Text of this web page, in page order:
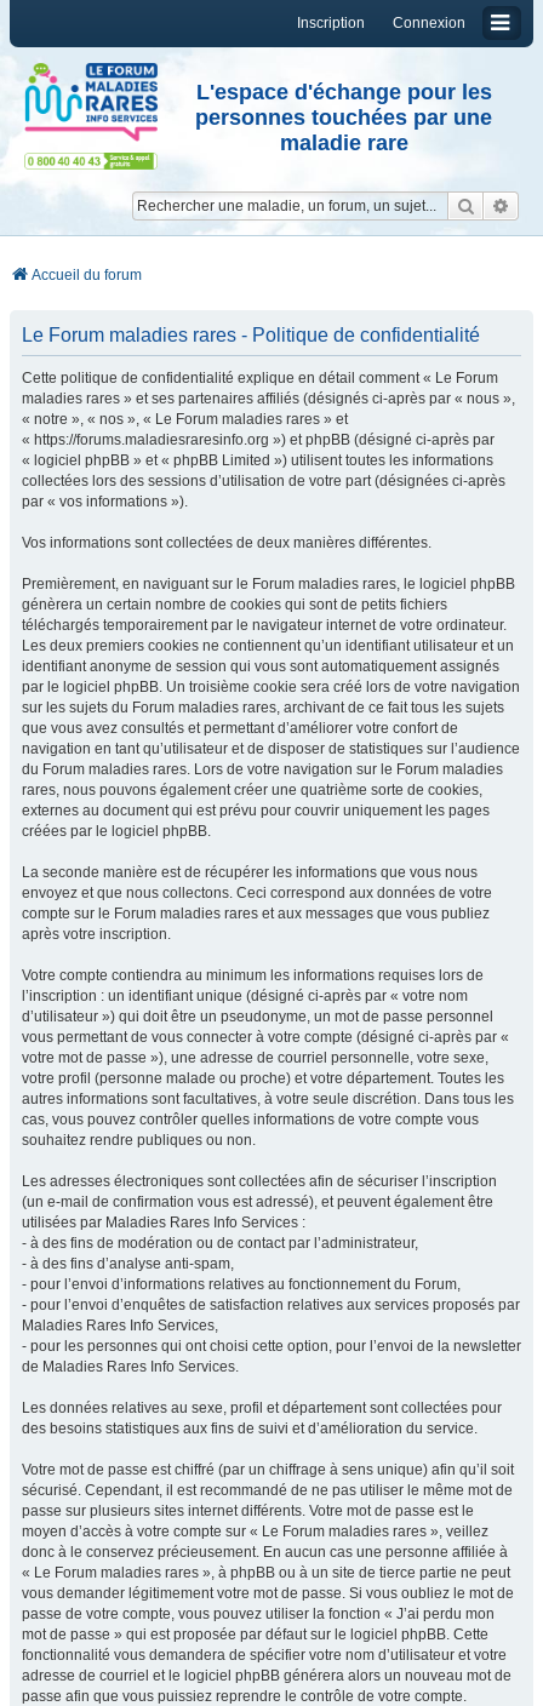
Connexion
Inscription
L'espace d'échange pour les
personnes touchées par une
maladie rare
Accueil du forum
Le Forum maladies rares - Politique de confidentialité
Cette politique de confidentialité explique en détail comment « Le Forum
maladies rares » et ses partenaires affiliés (désignés ci-après par « nous »,
« notre », « nos », « Le Forum maladies rares » et
« https://forums.maladiesraresinfo.org ») et phpBB (désigné ci-après par
« logiciel phpBB » et « phpBB Limited ») utilisent toutes les informations
collectées lors des sessions d’utilisation de votre part (désignées ci-après
par « vos informations »).
Vos informations sont collectées de deux manières différentes.
Premièrement, en naviguant sur le Forum maladies rares, le logiciel phpBB
génèrera un certain nombre de cookies qui sont de petits fichiers
téléchargés temporairement par le navigateur internet de votre ordinateur.
Les deux premiers cookies ne contiennent qu’un identifiant utilisateur et un
identifiant anonyme de session qui vous sont automatiquement assignés
par le logiciel phpBB. Un troisième cookie sera créé lors de votre navigation
sur les sujets du Forum maladies rares, archivant de ce fait tous les sujets
que vous avez consultés et permettant d’améliorer votre confort de
navigation en tant qu’utilisateur et de disposer de statistiques sur l’audience
du Forum maladies rares. Lors de votre navigation sur le Forum maladies
rares, nous pouvons également créer une quatrième sorte de cookies,
externes au document qui est prévu pour couvrir uniquement les pages
créées par le logiciel phpBB.
La seconde manière est de récupérer les informations que vous nous
envoyez et que nous collectons. Ceci correspond aux données de votre
compte sur le Forum maladies rares et aux messages que vous publiez
après votre inscription.
Votre compte contiendra au minimum les informations requises lors de
l’inscription : un identifiant unique (désigné ci-après par « votre nom
d’utilisateur ») qui doit être un pseudonyme, un mot de passe personnel
vous permettant de vous connecter à votre compte (désigné ci-après par «
votre mot de passe »), une adresse de courriel personnelle, votre sexe,
votre profil (personne malade ou proche) et votre département. Toutes les
autres informations sont facultatives, à votre seule discrétion. Dans tous les
cas, vous pouvez contrôler quelles informations de votre compte vous
souhaitez rendre publiques ou non.
Les adresses électroniques sont collectées afin de sécuriser l’inscription
(un e-mail de confirmation vous est adressé), et peuvent également être
utilisées par Maladies Rares Info Services :
- à des fins de modération ou de contact par l’administrateur,
- à des fins d’analyse anti-spam,
- pour l’envoi d’informations relatives au fonctionnement du Forum,
- pour l’envoi d’enquêtes de satisfaction relatives aux services proposés par
Maladies Rares Info Services,
- pour les personnes qui ont choisi cette option, pour l’envoi de la newsletter
de Maladies Rares Info Services.
Les données relatives au sexe, profil et département sont collectées pour
des besoins statistiques aux fins de suivi et d’amélioration du service.
Votre mot de passe est chiffré (par un chiffrage à sens unique) afin qu’il soit
sécurisé. Cependant, il est recommandé de ne pas utiliser le même mot de
passe sur plusieurs sites internet différents. Votre mot de passe est le
moyen d’accès à votre compte sur « Le Forum maladies rares », veillez
donc à le conservez précieusement. En aucun cas une personne affiliée à
« Le Forum maladies rares », à phpBB ou à un site de tierce partie ne peut
vous demander légitimement votre mot de passe. Si vous oubliez le mot de
passe de votre compte, vous pouvez utiliser la fonction « J’ai perdu mon
mot de passe » qui est proposée par défaut sur le logiciel phpBB. Cette
fonctionnalité vous demandera de spécifier votre nom d’utilisateur et votre
adresse de courriel et le logiciel phpBB générera alors un nouveau mot de
passe afin que vous puissiez reprendre le contrôle de votre compte.